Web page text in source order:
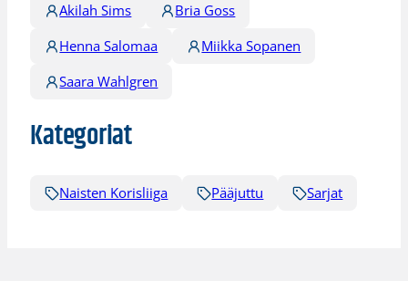
Akilah Sims
Bria Goss
Henna Salomaa
Miikka Sopanen
Saara Wahlgren
Kategoriat
Naisten Korisliiga Pääjuttu Sarjat